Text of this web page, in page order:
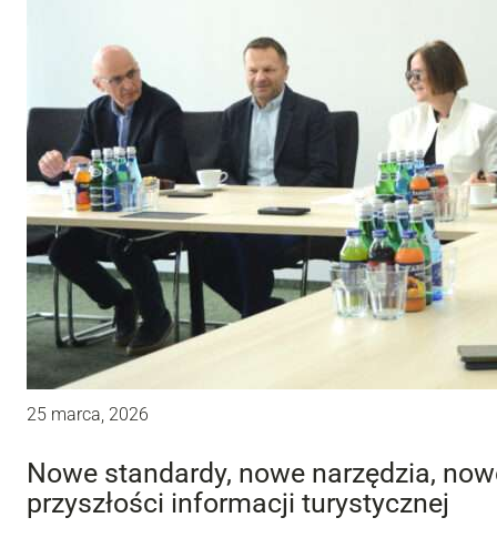
25 marca, 2026
Nowe standardy, nowe narzędzia,
przyszłości informacji turystycznej